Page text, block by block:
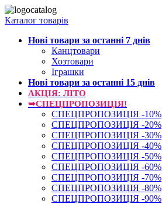
Каталог товарів
Нові товари за останнi 7 днiв
Канцтовари
Хозтовари
Іграшки
Нові товари за останнi 15 днiв
АКЦІЯ: ЛІТО
➥СПЕЦПРОПОЗИЦІЯ!
СПЕЦПРОПОЗИЦІЯ -10%
СПЕЦПРОПОЗИЦІЯ -20%
СПЕЦПРОПОЗИЦІЯ -30%
СПЕЦПРОПОЗИЦІЯ -40%
СПЕЦПРОПОЗИЦІЯ -50%
СПЕЦПРОПОЗИЦІЯ -60%
СПЕЦПРОПОЗИЦІЯ -70%
СПЕЦПРОПОЗИЦІЯ -80%
СПЕЦПРОПОЗИЦІЯ -90%